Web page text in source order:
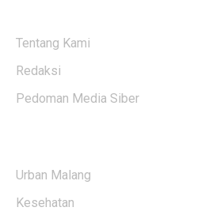
Tentang Kami
Redaksi
Pedoman Media Siber
Urban Malang
Kesehatan